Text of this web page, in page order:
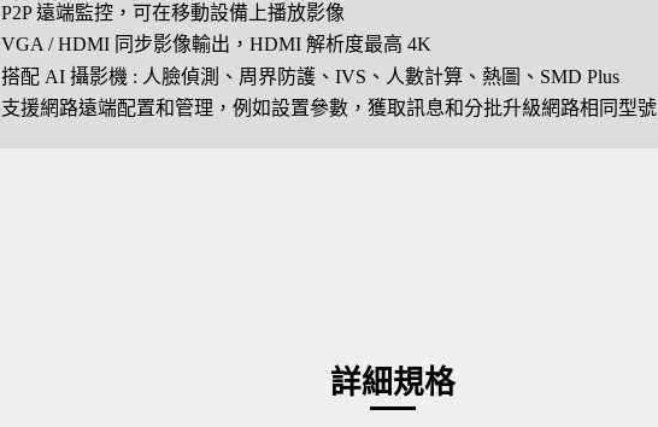
P2P 遠端監控，可在移動設備上播放影像
VGA / HDMI 同步影像輸出，HDMI 解析度最高 4K
搭配 AI 攝影機 : 人臉偵測、周界防護、IVS、人數計算、熱圖、SMD Plus
支援網路遠端配置和管理，例如設置參數，獲取訊息和分批升級網路相同型號
詳細規格